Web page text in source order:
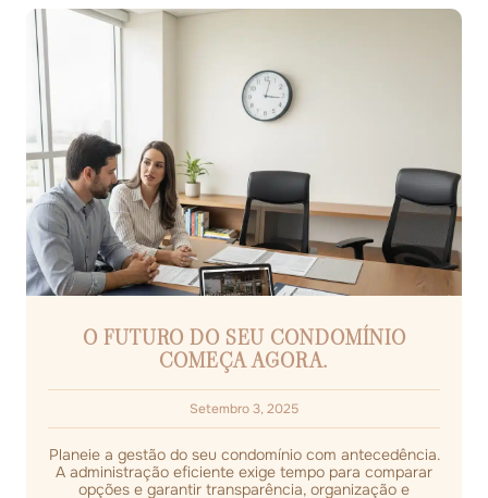
O FUTURO DO SEU CONDOMÍNIO
COMEÇA AGORA.
Setembro 3, 2025
Planeie a gestão do seu condomínio com antecedência.
A administração eficiente exige tempo para comparar
opções e garantir transparência, organização e